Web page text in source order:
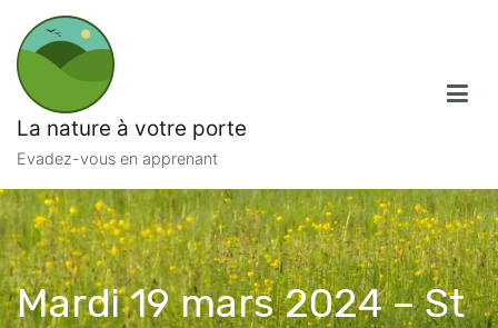
contenu
La nature à votre porte
Evadez-vous en apprenant
Mardi 19 mars 2024 – St